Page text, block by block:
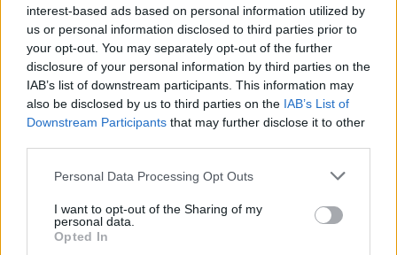
interest-based ads based on personal information utilized by
us or personal information disclosed to third parties prior to
your opt-out. You may separately opt-out of the further
disclosure of your personal information by third parties on the
IAB’s list of downstream participants. This information may
also be disclosed by us to third parties on the IAB’s List of
Downstream Participants that may further disclose it to other
Personal Data Processing Opt Outs
I want to opt-out of the Sharing of my
personal data.
Opted In
Geografia
Miasta na literę C - tylko 1 na 12 osób
potra...